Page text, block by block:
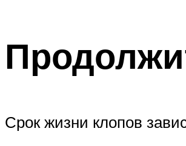
Срок жизни клопов